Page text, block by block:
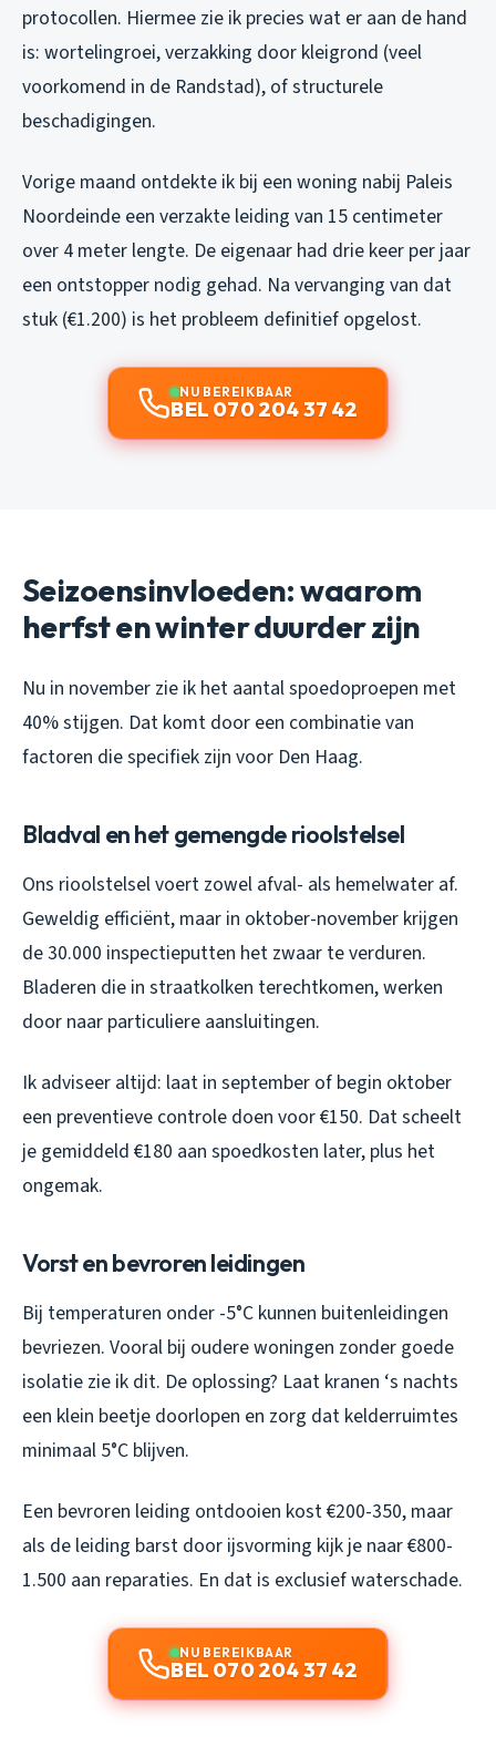
protocollen. Hiermee zie ik precies wat er aan de hand
is: wortelingroei, verzakking door kleigrond (veel
voorkomend in de Randstad), of structurele
beschadigingen.
Vorige maand ontdekte ik bij een woning nabij Paleis
Noordeinde een verzakte leiding van 15 centimeter
over 4 meter lengte. De eigenaar had drie keer per jaar
een ontstopper nodig gehad. Na vervanging van dat
stuk (€1.200) is het probleem definitief opgelost.
NU BEREIKBAAR
BEL 070 204 37 42
Seizoensinvloeden: waarom
herfst en winter duurder zijn
Nu in november zie ik het aantal spoedoproepen met
40% stijgen. Dat komt door een combinatie van
factoren die specifiek zijn voor Den Haag.
Bladval en het gemengde rioolstelsel
Ons rioolstelsel voert zowel afval- als hemelwater af.
Geweldig efficiënt, maar in oktober-november krijgen
de 30.000 inspectieputten het zwaar te verduren.
Bladeren die in straatkolken terechtkomen, werken
door naar particuliere aansluitingen.
Ik adviseer altijd: laat in september of begin oktober
een preventieve controle doen voor €150. Dat scheelt
je gemiddeld €180 aan spoedkosten later, plus het
ongemak.
Vorst en bevroren leidingen
Bij temperaturen onder -5°C kunnen buitenleidingen
bevriezen. Vooral bij oudere woningen zonder goede
isolatie zie ik dit. De oplossing? Laat kranen ‘s nachts
een klein beetje doorlopen en zorg dat kelderruimtes
minimaal 5°C blijven.
Een bevroren leiding ontdooien kost €200-350, maar
als de leiding barst door ijsvorming kijk je naar €800-
1.500 aan reparaties. En dat is exclusief waterschade.
NU BEREIKBAAR
BEL 070 204 37 42